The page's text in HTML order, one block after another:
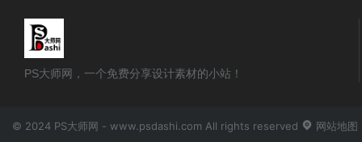
PS大师网，一个免费分享设计素材的小站！
© 2024 PS大师网 - www.psdashi.com All rights reserved 网站地图